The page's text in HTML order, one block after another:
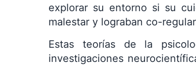
explorar su entorno si su
malestar y lograban co-
Estas teorías de la
investigaciones